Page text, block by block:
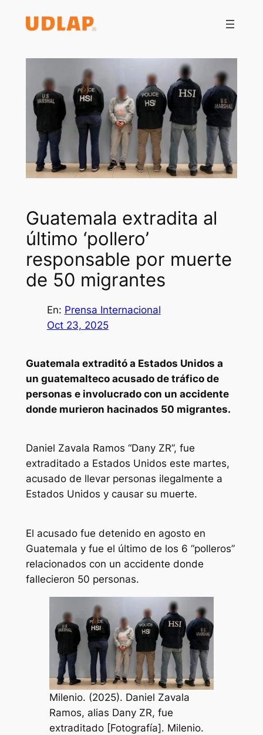
Guatemala extradita al
último ‘pollero’
responsable por muerte
de 50 migrantes
En: Prensa Internacional
Oct 23, 2025
Guatemala extraditó a Estados Unidos a
un guatemalteco acusado de tráfico de
personas e involucrado con un accidente
donde murieron hacinados 50 migrantes.
Daniel Zavala Ramos “Dany ZR”, fue
extraditado a Estados Unidos este martes,
acusado de llevar personas ilegalmente a
Estados Unidos y causar su muerte.
El acusado fue detenido en agosto en
Guatemala y fue el último de los 6 “polleros”
relacionados con un accidente donde
fallecieron 50 personas.
Milenio. (2025). Daniel Zavala
Ramos, alias Dany ZR, fue
extraditado [Fotografía]. Milenio.